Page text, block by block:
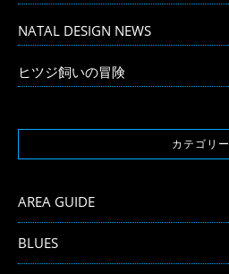
NATAL DESIGN NEWS
ヒツジ飼いの冒険
カテゴリー
AREA GUIDE
BLUES